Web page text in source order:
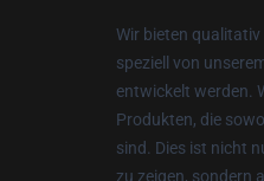
Wir bieten
speziell von
entwickelt werden.
Produkten, die
sind. Dies ist nicht
zu zeigen, sondern